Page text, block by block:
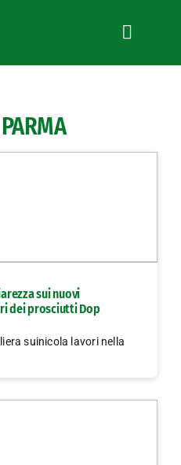
sui nuovi
dei prosciutti Dop
suinicola lavori nella